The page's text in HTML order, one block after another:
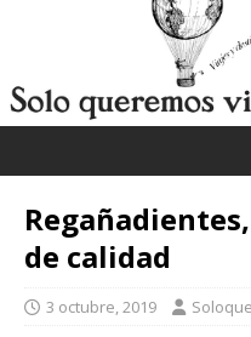
de calidad
3 octubre, 2019